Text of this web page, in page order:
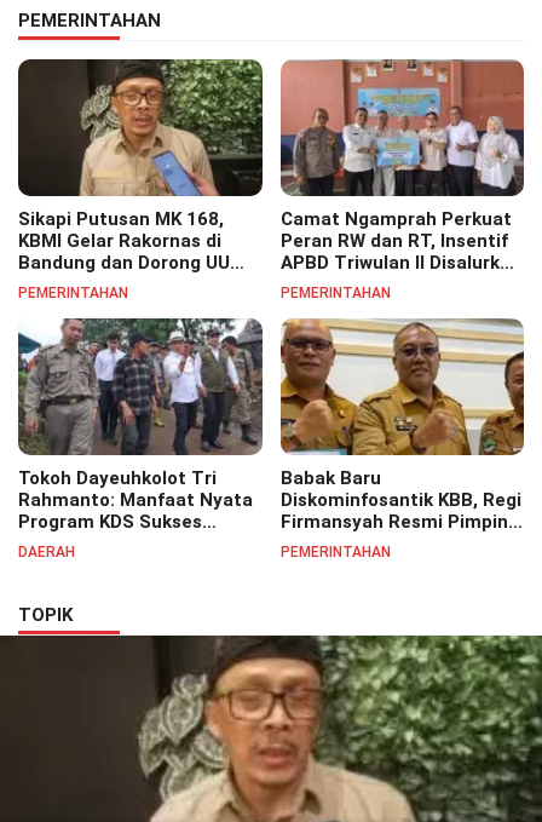
PEMERINTAHAN
Sikapi Putusan MK 168,
KBMI Gelar Rakornas di
Bandung dan Dorong UU
Perlindungan Pekerja
PEMERINTAHAN
Camat Ngamprah Perkuat
Peran RW dan RT, Insentif
APBD Triwulan II Disalurkan
untuk Tingkatkan
Masyarakat
PEMERINTAHAN
Tokoh Dayeuhkolot Tri
Rahmanto: Manfaat Nyata
Program KDS Sukses
Dirasakan Seluruh Lapisan
DAERAH
Babak Baru
Diskominfosantik KBB, Regi
Firmansyah Resmi Pimpin
Bidang IKP Perkuat
PEMERINTAHAN
TOPIK